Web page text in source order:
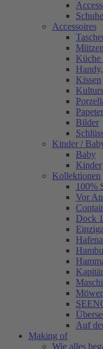
Schuhe
Accessoires
Kissen
Bilder
Kinder /
Baby
Kinder
Kollektionen
100%
Vor
Dock
Auf
Making of
Wie alles